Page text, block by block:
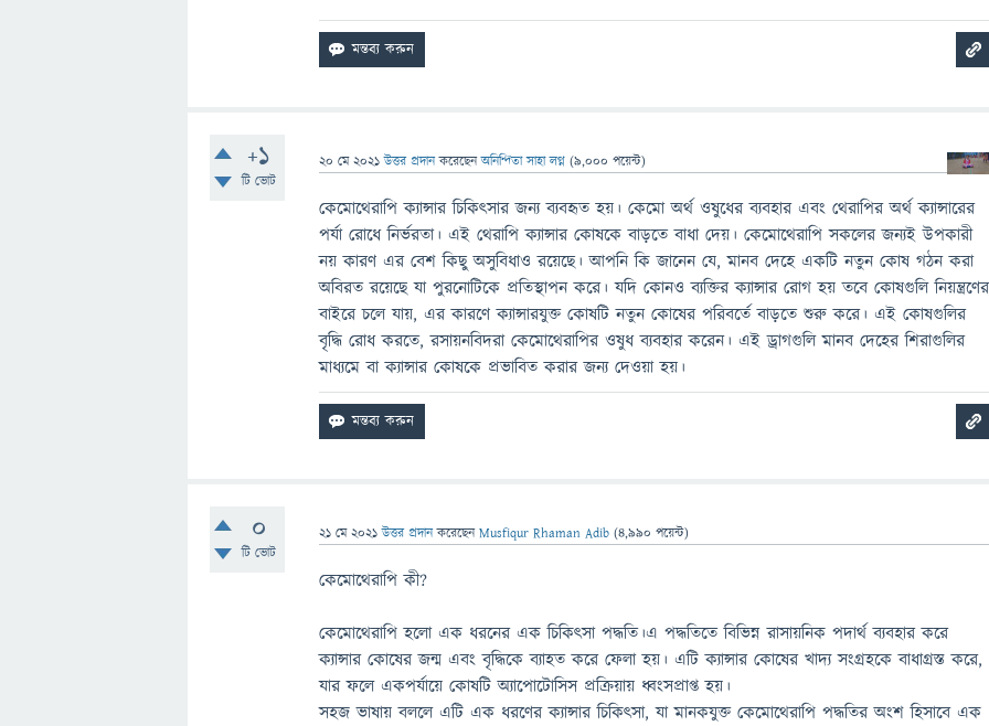
+1
টি ভোট
20 মে 2021 উত্তর প্রদান করেছেনঅনিন্দিতা সাহা লগ্ন (9,000 পয়েন্ট)
কেমোথেরাপি ক্যান্সার চিকিৎসার জন্য ব্যবহৃত হয়। কেমো অর্থ ওষুধের ব্যবহার এবং থেরাপির অর্থ ক্যান্সারের
পর্যা রোধে নির্ভরতা। এই থেরাপি ক্যান্সার কোষকে বাড়তে বাধা দেয়। কেমোথেরাপি সকলের জন্যই উপকারী
নয় কারণ এর বেশ কিছু অসুবিধাও রয়েছে। আপনি কি জানেন যে, মানব দেহে একটি নতুন কোষ গঠন করা
অবিরত রয়েছে যা পুরনোটিকে প্রতিস্থাপন করে। যদি কোনও ব্যক্তির ক্যান্সার রোগ হয় তবে কোষগুলি নিয়ন্ত্রণের
বাইরে চলে যায়, এর কারণে ক্যান্সারযুক্ত কোষটি নতুন কোষের পরিবর্তে বাড়তে শুরু করে। এই কোষগুলির
বৃদ্ধি রোধ করতে, রসায়নবিদরা কেমোথেরাপির ওষুধ ব্যবহার করেন। এই ড্রাগগুলি মানব দেহের শিরাগুলির
মাধ্যমে বা ক্যান্সার কোষকে প্রভাবিত করার জন্য দেওয়া হয়।
0
টি ভোট
21 মে 2021 উত্তর প্রদান করেছেনMusfiqur Rhaman Adib (4,990 পয়েন্ট)
কেমোথেরাপি কী?
কেমোথেরাপি হলো এক ধরনের এক চিকিৎসা পদ্ধতি।এ পদ্ধতিতে বিভিন্ন রাসায়নিক পদার্থ ব্যবহার করে
ক্যান্সার কোষের জন্ম এবং বৃদ্ধিকে ব্যাহত করে ফেলা হয়। এটি ক্যান্সার কোষের খাদ্য সংগ্রহকে বাধাগ্রস্ত করে,
যার ফলে একপর্যায়ে কোষটি অ্যাপোটোসিস প্রক্রিয়ায় ধ্বংসপ্রাপ্ত হয়।
সহজ ভাষায় বললে এটি এক ধরণের ক্যান্সার চিকিৎসা, যা মানকযুক্ত কেমোথেরাপি পদ্ধতির অংশ হিসাবে এক